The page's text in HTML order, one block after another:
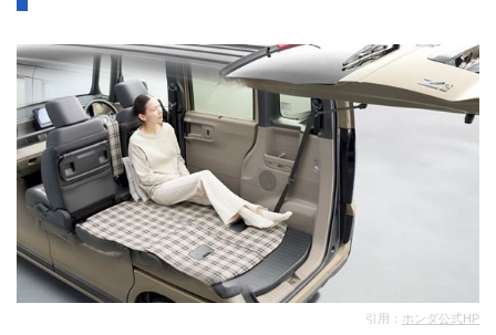
引用： ホンダ公式HP